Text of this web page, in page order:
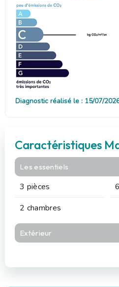
Diagnostic réalisé le : 15/07/
Caractéristiques
Les essentiels
3 pièces
2 chambres
Extérieur